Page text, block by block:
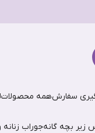
سفارشهمه محصولات
زیر بچه گانهجوراب زنانه